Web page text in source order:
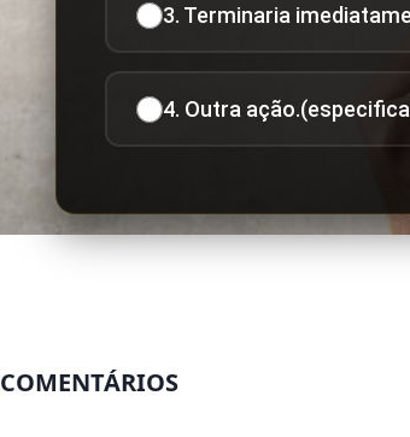
3. Terminaria
4. Outra
COMENTÁRIOS